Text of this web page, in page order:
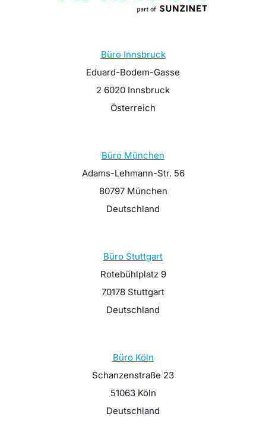
Büro Innsbruck
Eduard-Bodem-Gasse
2 6020 Innsbruck
Österreich
Büro München
Adams-Lehmann-Str. 56
80797 München
Deutschland
Büro Stuttgart
Rotebühlplatz 9
70178 Stuttgart
Deutschland
Büro Köln
Schanzenstraße 23
51063 Köln
Deutschland